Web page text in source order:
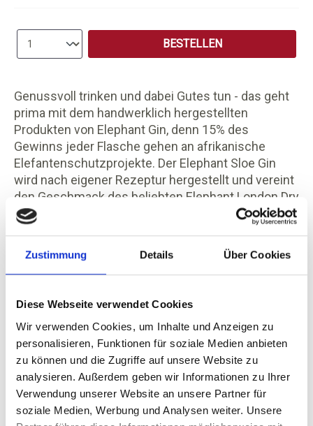
Zustimmung Details Über Cookies
Diese Webseite verwendet Cookies
Wir verwenden Cookies, um Inhalte und Anzeigen zu
personalisieren, Funktionen für soziale Medien anbieten
zu können und die Zugriffe auf unsere Website zu
analysieren. Außerdem geben wir Informationen zu Ihrer
Verwendung unserer Website an unsere Partner für
soziale Medien, Werbung und Analysen weiter. Unsere
Genussvoll trinken und dabei Gutes tun - das geht
prima mit dem handwerklich hergestellten
Produkten von Elephant Gin, denn 15% des
Gewinns jeder Flasche gehen an afrikanische
Elefantenschutzprojekte. Der Elephant Sloe Gin
wird nach eigener Rezeptur hergestellt und vereint
den Geschmack des beliebten Elephant London Dry
Gin mit dem typischen Aroma der frischen
ausgesprochen rundes wie fruchtig-süßliches
Vergleich zu anderen Sloe Gins hat der Elephant
35% einen relativ hohen Alkoholgehalt und ist
deshalb ideal für die Herstellung von Cocktails
geeignet. Alle Elephant Sloe Gin Flaschen sind mit
bunten Glasperlenbändern geschmückt. Diese
wurden speziell für Elephant Gin von drei Maasai-
Frauen in Kenya gefertigt. Sie lassen sich klasse
Produkt Anzahl: Gib den gewünschten
BESTELLEN